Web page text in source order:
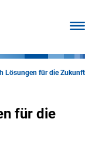
Lösungen für die Zukunft
für die